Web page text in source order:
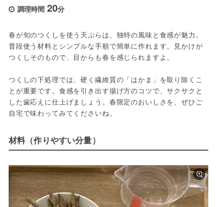
調理時間 20分
春が旬のつくしを使う天ぷらは、独特の風味と食感が魅力。
普段使う材料とシンプルな手順で簡単に作れます。見かけが
つくしそのもので、目からも春を感じられますよ。
つくしの下処理では、硬く繊維質の「はかま」を取り除くこ
とが重要です。食感を引き出す揚げ方のコツで、サクサクと
した歯応えに仕上げましょう。春限定のおいしさを、ぜひご
自宅で味わってみてくださいね。
材料（作りやすい分量）